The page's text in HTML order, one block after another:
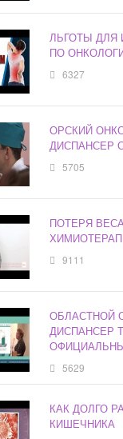
ЛЬГОТЫ ДЛЯ
ПО
6327
ОРСКИЙ
ДИСПАНСЕР
5705
ПОТЕРЯ
9111
ОБЛАСТНОЙ
ДИСПАНСЕР
5629
КАК ДОЛГО
КИШЕЧНИКА